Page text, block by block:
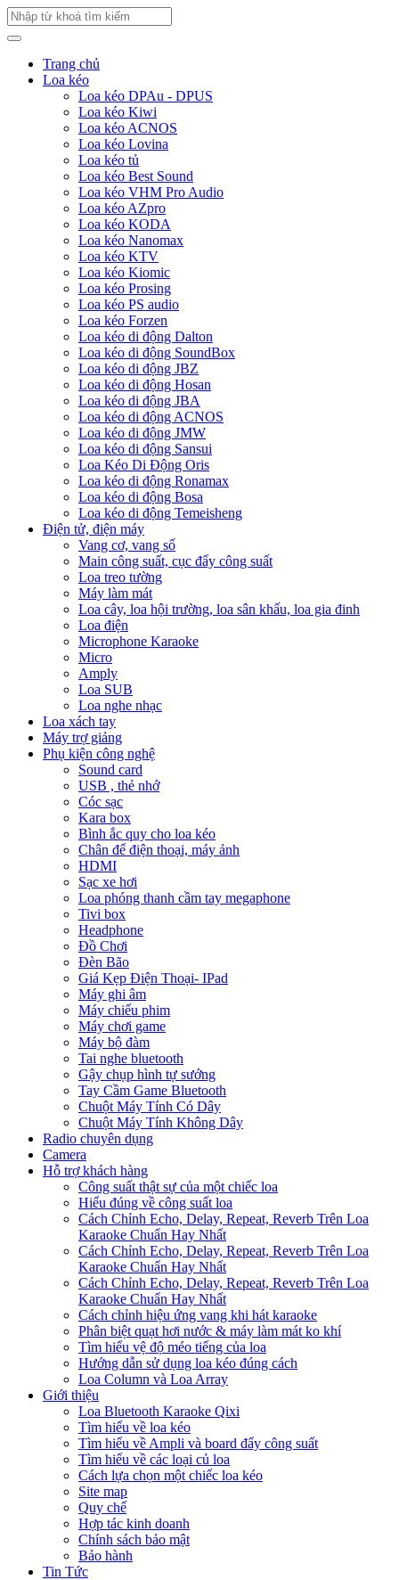
Trang chủ
Loa kéo
Loa kéo DPAu - DPUS
Loa kéo Kiwi
Loa kéo ACNOS
Loa kéo Lovina
Loa kéo tủ
Loa kéo Best Sound
Loa kéo VHM Pro Audio
Loa kéo AZpro
Loa kéo KODA
Loa kéo Nanomax
Loa kéo KTV
Loa kéo Kiomic
Loa kéo Prosing
Loa kéo PS audio
Loa kéo Forzen
Loa kéo di động Dalton
Loa kéo di động SoundBox
Loa kéo di động JBZ
Loa kéo di động Hosan
Loa kéo di động JBA
Loa kéo di động ACNOS
Loa kéo di động JMW
Loa kéo di động Sansui
Loa Kéo Di Động Oris
Loa kéo di động Ronamax
Loa kéo di động Bosa
Loa kéo di động Temeisheng
Điện tử, điện máy
Vang cơ, vang số
Main công suất, cục đẩy công suất
Loa treo tường
Máy làm mát
Loa cây, loa hội trường, loa sân khấu, loa gia đinh
Loa điện
Microphone Karaoke
Micro
Amply
Loa SUB
Loa nghe nhạc
Loa xách tay
Máy trợ giảng
Phụ kiện công nghệ
Sound card
USB , thẻ nhớ
Cóc sạc
Kara box
Bình ắc quy cho loa kéo
Chân để điện thoại, máy ảnh
HDMI
Sạc xe hơi
Loa phóng thanh cầm tay megaphone
Tivi box
Headphone
Đồ Chơi
Đèn Bão
Giá Kẹp Điện Thoại- IPad
Máy ghi âm
Máy chiếu phim
Máy chơi game
Máy bộ đàm
Tai nghe bluetooth
Gậy chụp hình tự sướng
Tay Cầm Game Bluetooth
Chuột Máy Tính Có Dây
Chuột Máy Tính Không Dây
Radio chuyên dụng
Camera
Hỗ trợ khách hàng
Công suất thật sự của một chiếc loa
Hiểu đúng về công suất loa
Cách Chỉnh Echo, Delay, Repeat, Reverb Trên Loa
Karaoke Chuẩn Hay Nhất
Cách Chỉnh Echo, Delay, Repeat, Reverb Trên Loa
Karaoke Chuẩn Hay Nhất
Cách Chỉnh Echo, Delay, Repeat, Reverb Trên Loa
Karaoke Chuẩn Hay Nhất
Cách chỉnh hiệu ứng vang khi hát karaoke
Phân biệt quạt hơi nước & máy làm mát ko khí
Tìm hiểu vệ độ méo tiếng của loa
Hướng dẫn sử dụng loa kéo đúng cách
Loa Column và Loa Array
Giới thiệu
Loa Bluetooth Karaoke Qixi
Tìm hiểu về loa kéo
Tìm hiểu về Ampli và board đẩy công suất
Tìm hiểu về các loại củ loa
Cách lựa chọn một chiếc loa kéo
Site map
Quy chế
Hợp tác kinh doanh
Chính sách bảo mật
Bảo hành
Tin Tức